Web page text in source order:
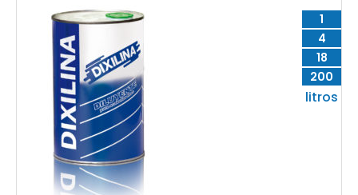
1
4
18
200
litros